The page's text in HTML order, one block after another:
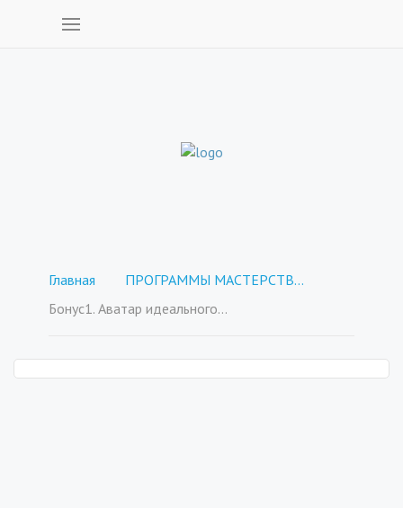
Главная
ПРОГРАММЫ МАСТЕРСТВА - покупка отдельных курсов
Бонус1. Аватар идеального клиента.